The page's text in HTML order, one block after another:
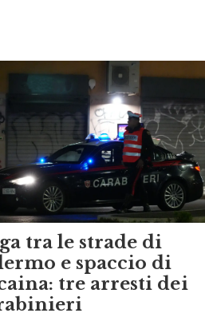
tra le strade di
e spaccio di
tre arresti dei